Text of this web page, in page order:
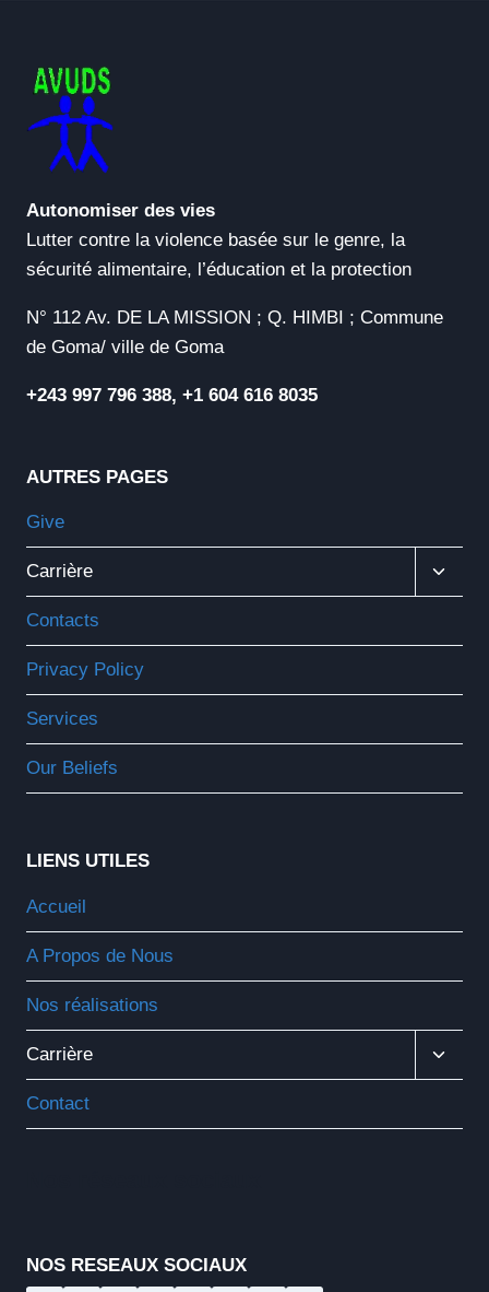
Autonomiser des vies
Lutter contre la violence basée sur le genre, la
sécurité alimentaire, l’éducation et la protection
N° 112 Av. DE LA MISSION ; Q. HIMBI ; Commune
de Goma/ ville de Goma
+243 997 796 388, +1 604 616 8035
AUTRES PAGES
Give
Carrière
Le
Contacts
Privacy Policy
Services
Our Beliefs
LIENS UTILES
Accueil
A Propos de Nous
Nos réalisations
Carrière
Contact
NOS RESEAUX SOCIAUX